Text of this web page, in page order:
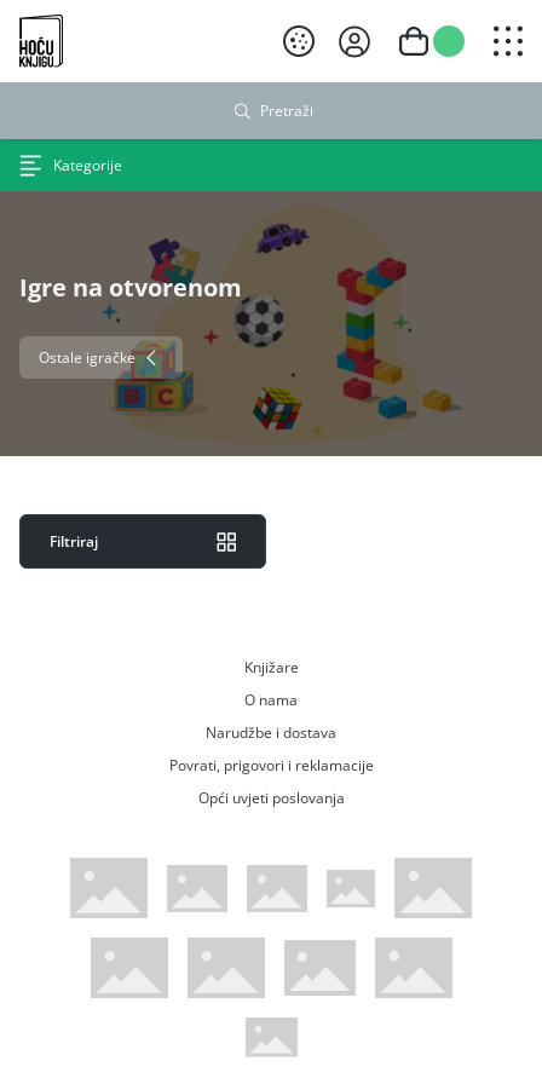
Hoću knjigu crni logo
Pretraži
Kategorije
Igre na otvorenom
Ostale igračke
Filtriraj
Knjižare
O nama
Narudžbe i dostava
Povrati, prigovori i reklamacije
Opći uvjeti poslovanja
WsPay web stranicaMaestro web stranicaMastercard web stranicaAmerican Express web stranica
Visa web stranica
Diners web stranicaTrustwave certificiranoMastercard sigurnosni kod web
Pci Dss certificirano
Verified by Visa web stranica